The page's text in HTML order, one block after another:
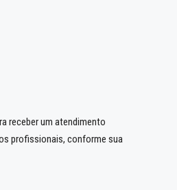
receber um atendimento
profissionais, conforme sua